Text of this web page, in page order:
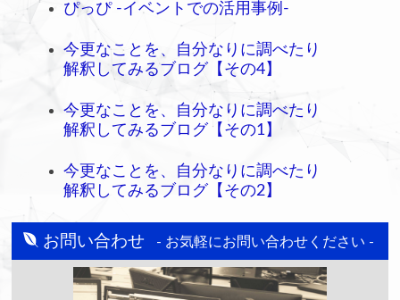
ぴっぴ -イベントでの活用事例-
今更なことを、自分なりに調べたり
解釈してみるブログ【その4】
今更なことを、自分なりに調べたり
解釈してみるブログ【その1】
今更なことを、自分なりに調べたり
解釈してみるブログ【その2】
お問い合わせ - お気軽にお問い合わせください -